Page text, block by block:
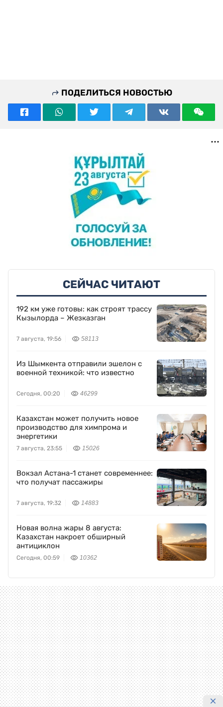
ПОДЕЛИТЬСЯ НОВОСТЬЮ
СЕЙЧАС ЧИТАЮТ
192 км уже готовы: как строят трассу
Кызылорда – Жезказган
7 августа, 19:56 58113
Из Шымкента отправили эшелон с
военной техникой: что известно
Сегодня, 00:20 46299
Казахстан может получить новое
производство для химпрома и
энергетики
7 августа, 23:55 15026
Вокзал Астана-1 станет современнее:
что получат пассажиры
7 августа, 19:32 14883
Новая волна жары 8 августа:
Казахстан накроет обширный
антициклон
Сегодня, 00:59 10362